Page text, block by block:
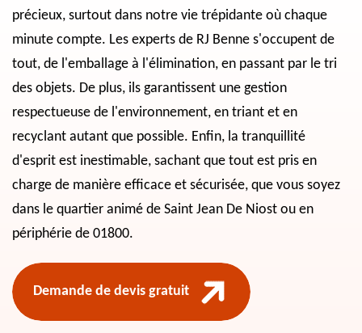
précieux, surtout dans notre vie trépidante où chaque
minute compte. Les experts de RJ Benne s'occupent de
tout, de l'emballage à l'élimination, en passant par le tri
des objets. De plus, ils garantissent une gestion
respectueuse de l'environnement, en triant et en
recyclant autant que possible. Enfin, la tranquillité
d'esprit est inestimable, sachant que tout est pris en
charge de manière efficace et sécurisée, que vous soyez
dans le quartier animé de Saint Jean De Niost ou en
périphérie de 01800.
Demande de devis gratuit